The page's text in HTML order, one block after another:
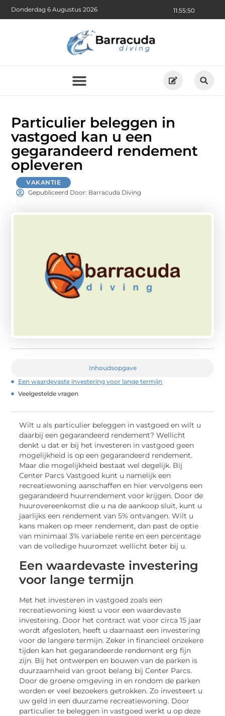
11:55:52
Donderdag 6 Augustus 2026
Particulier beleggen in
vastgoed kan u een
gegarandeerd rendement
opleveren
VAKANTIE
Gepubliceerd Door: Barracuda Diving
Inhoudsopgave
Een waardevaste investering voor lange termijn
Veelgestelde vragen
Wilt u als particulier beleggen in vastgoed en wilt u
daarbij een gegarandeerd rendement? Wellicht
denkt u dat er bij het investeren in vastgoed geen
mogelijkheid is op een gegarandeerd rendement.
Maar die mogelijkheid bestaat wel degelijk. Bij
Center Parcs Vastgoed kunt u namelijk een
recreatiewoning aanschaffen en hier vervolgens een
gegarandeerd huurrendement voor krijgen. Door de
huurovereenkomst die u na de aankoop sluit, kunt u
jaarlijks een rendement van 5% ontvangen. Wilt u
kans maken op meer rendement, dan past de optie
van minimaal 3% variabele rente en een percentage
van de volledige huuromzet wellicht beter bij u.
Een waardevaste investering
voor lange termijn
Met het investeren in vastgoed zoals een
recreatiewoning kiest u voor een waardevaste
investering. Door het contract wat voor circa 15 jaar
wordt afgesloten, heeft u daarnaast een investering
voor de langere termijn. Zeker in financieel onzekere
tijden kan het gegarandeerde rendement erg fijn
zijn. Bij het ontwerpen en bouwen van de parken is
duurzaamheid van groot belang bij Center Parcs.
Door de groene omgeving in en rondom de parken
worden er veel bezoekers getrokken. Zo investeert u
uw geld in een duurzame recreatiewoning. Door
particulier te beleggen in vastgoed werkt u op deze